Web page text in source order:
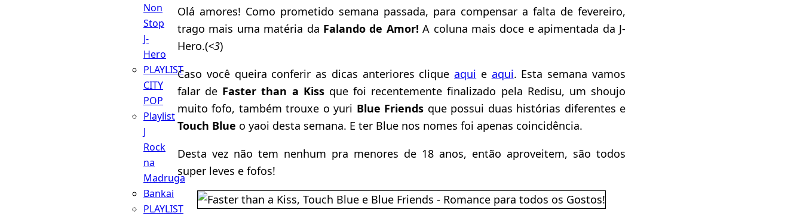
Non
Stop
J-
Hero
PLAYLIST
CITY
POP
Playlist
J
Rock
na
Madruga
Bankai
PLAYLIST
Olá amores! Como prometido semana passada, para compensar a falta de fevereiro,
trago mais uma matéria da Falando de Amor!A coluna mais doce e apimentada da J-
Hero.(<3)
Caso você queira conferir as dicas anteriores cliqueaqui e aqui. Esta semana vamos
falar de Faster than a Kissque foi recentemente finalizado pela Redisu, um shoujo
muito fofo, também trouxe o yuri Blue Friends que possui duas histórias diferentes e
Touch Blue o yaoi desta semana. E ter Blue nos nomes foi apenas coincidência.
Desta vez não tem nenhum pra menores de 18 anos, então aproveitem, são todos
super leves e fofos!